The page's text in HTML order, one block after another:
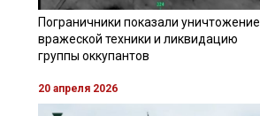
Пограничники показали уничтожение
вражеской техники и ликвидацию
группы оккупантов
20 апреля 2026